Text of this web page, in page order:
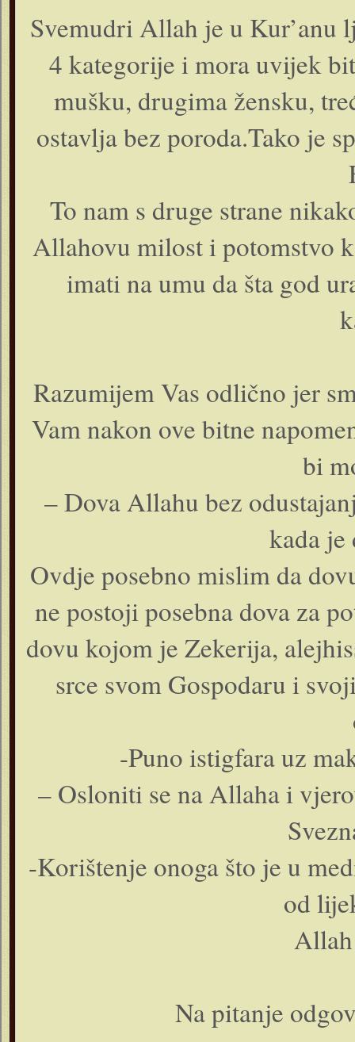
Svemudri Allah je u Kur’anu
4 kategorije i mora uvijek
mušku, drugima žensku,
ostavlja bez poroda.Tako je
To nam s druge strane
Allahovu milost i potomstvo
imati na umu da šta god
Razumijem Vas odlično jer
Vam nakon ove bitne
bi
– Dova Allahu bez
kada
Ovdje posebno mislim da
ne postoji posebna dova za
dovu kojom je Zekerija,
srce svom Gospodaru i
-Puno istigfara uz
– Osloniti se na Allaha i
-Korištenje onoga što je u
od
Na pitanje